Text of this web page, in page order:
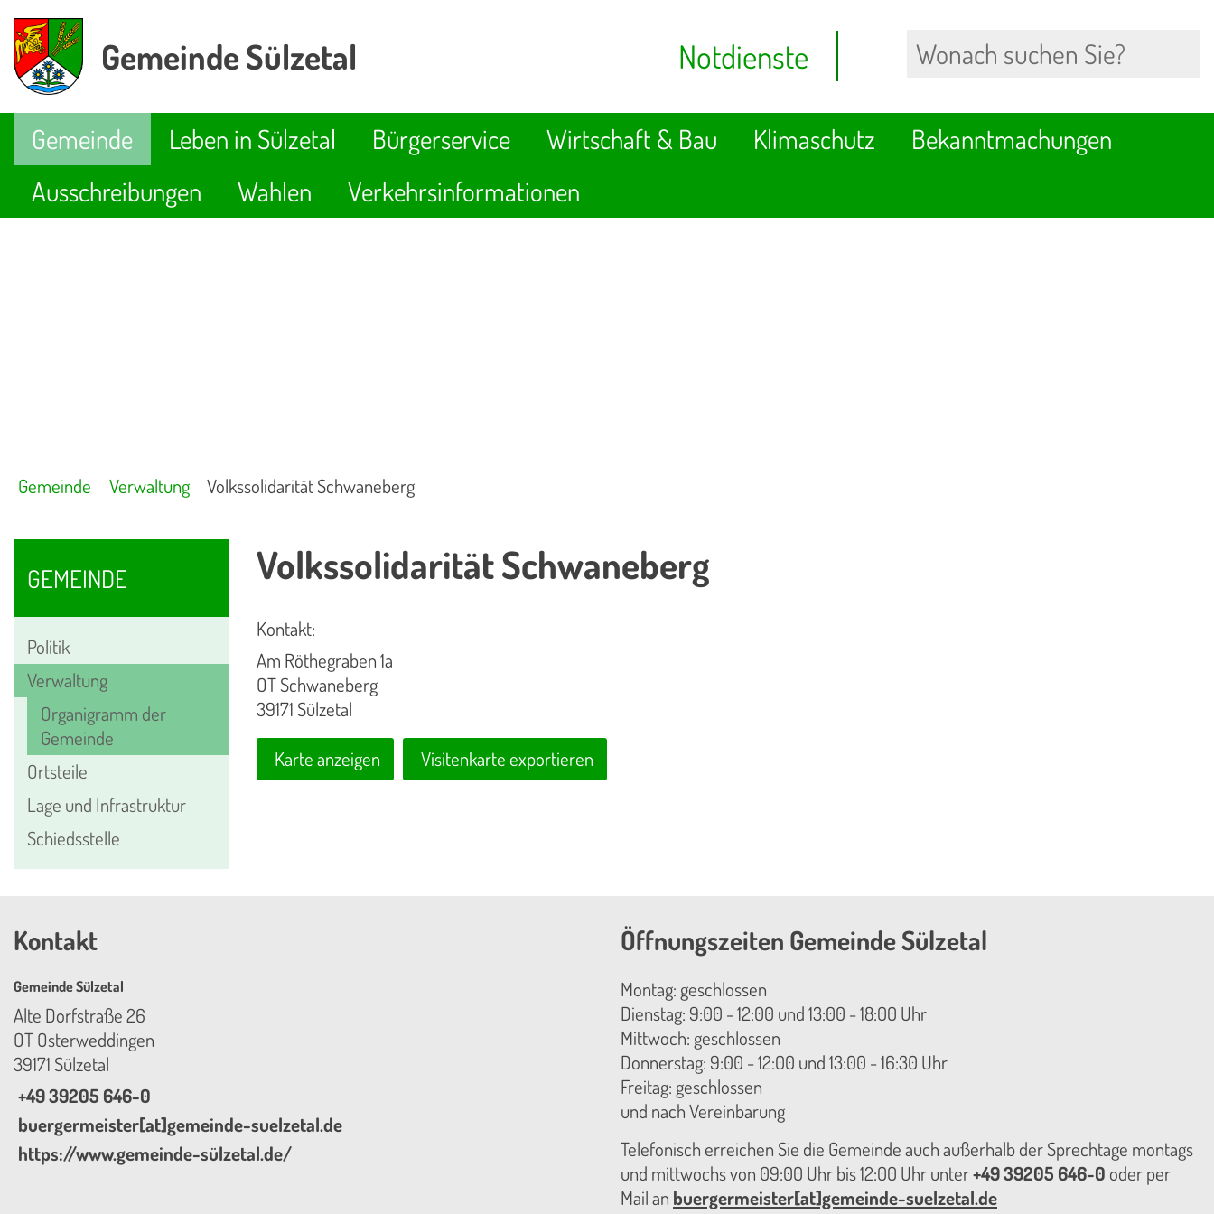
Gemeinde Sülzetal Notdienste
Gemeinde Leben in Sülzetal Bürgerservice Wirtschaft & Bau Klimaschutz
Bekanntmachungen
Ausschreibungen
Wahlen Verkehrsinformationen
Gemeinde Verwaltung Volkssolidarität Schwaneberg
GEMEINDE
Politik
Verwaltung
Organigramm der
Gemeinde
Ortsteile
Lage und Infrastruktur
Schiedsstelle
Volkssolidarität Schwaneberg
Kontakt:
Am Röthegraben 1a
OT Schwaneberg
39171 Sülzetal
Karte anzeigen Visitenkarte exportieren
Kontakt
Gemeinde Sülzetal
Alte Dorfstraße 26
OT Osterweddingen
39171 Sülzetal
+49 39205 646-0
buergermeister[at]gemeinde-suelzetal.de
https://www.gemeinde-sülzetal.de/
Öffnungszeiten Gemeinde Sülzetal
Montag: geschlossen
Dienstag: 9:00 - 12:00 und 13:00 - 18:00 Uhr
Mittwoch: geschlossen
Donnerstag: 9:00 - 12:00 und 13:00 - 16:30 Uhr
Freitag: geschlossen
und nach Vereinbarung
Telefonisch erreichen Sie die Gemeinde auch außerhalb der Sprechtage montags
und mittwochs von 09:00 Uhr bis 12:00 Uhr unter+49 39205 646-0 oder per
Mail an buergermeister[at]gemeinde-suelzetal.de